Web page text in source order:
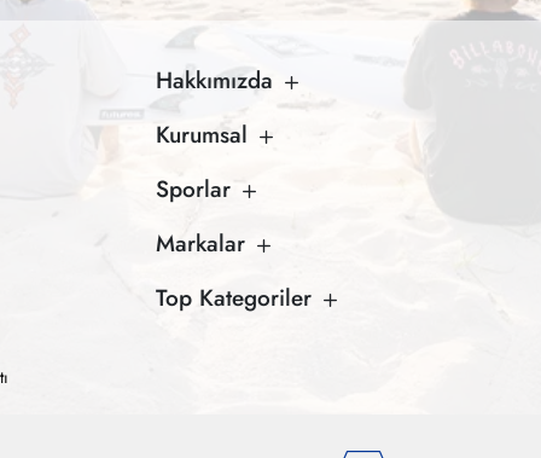
Hakkımızda
Kurumsal
Sporlar
Markalar
Top Kategoriler